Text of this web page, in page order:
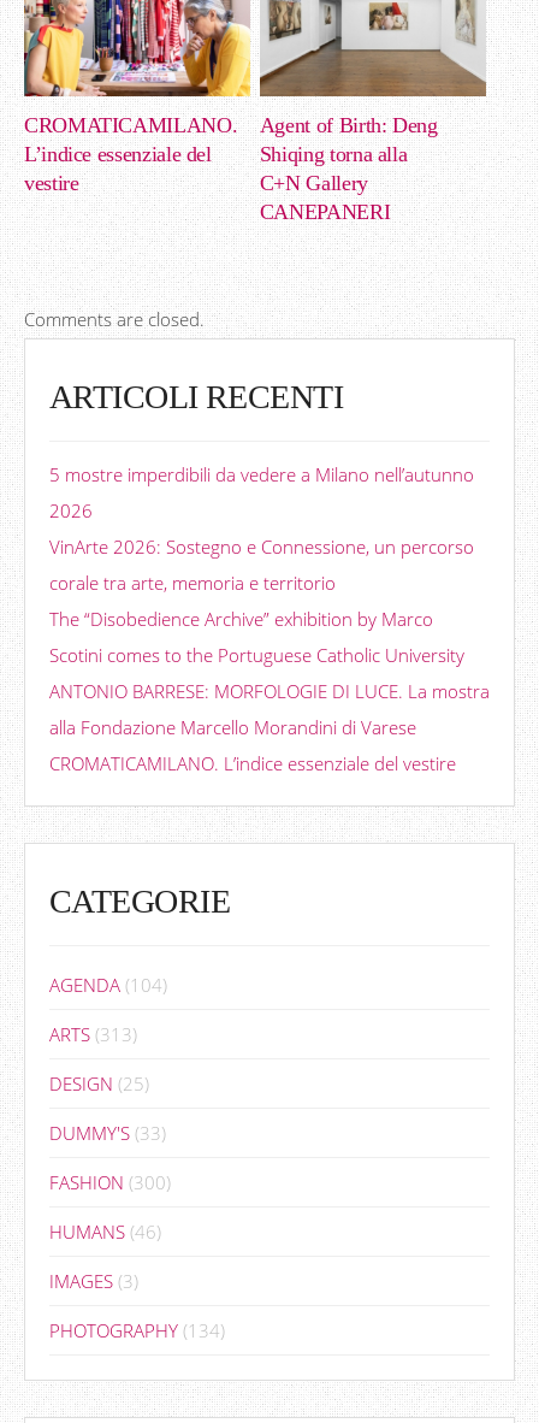
CROMATICAMILANO.
L’indice essenziale del
vestire
Agent of Birth: Deng
Shiqing torna alla
C+N Gallery
CANEPANERI
Comments are closed.
ARTICOLI RECENTI
5 mostre imperdibili da vedere a Milano nell’autunno
2026
VinArte 2026: Sostegno e Connessione, un percorso
corale tra arte, memoria e territorio
The “Disobedience Archive” exhibition by Marco
Scotini comes to the Portuguese Catholic University
ANTONIO BARRESE: MORFOLOGIE DI LUCE. La mostra
alla Fondazione Marcello Morandini di Varese
CROMATICAMILANO. L’indice essenziale del vestire
CATEGORIE
AGENDA (104)
ARTS (313)
DESIGN (25)
DUMMY'S (33)
FASHION (300)
HUMANS (46)
IMAGES (3)
PHOTOGRAPHY (134)